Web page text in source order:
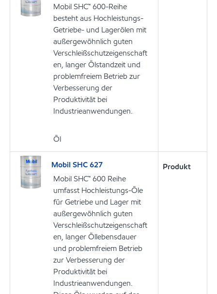
Mobil SHC™ 600-Reihe
besteht aus Hochleistungs-
Getriebe- und Lagerölen mit
außergewöhnlich guten
Verschleißschutzeigenschaft
en, langer Ölstandzeit und
problemfreiem Betrieb zur
Verbesserung der
Produktivität bei
Industrieanwendungen.
Öl
Mobil SHC 627
Mobil SHC™ 600 Reihe
umfasst Hochleistungs-Öle
für Getriebe und Lager mit
außergewöhnlich guten
Verschleißschutzeigenschaft
en, langer Öllebensdauer
und problemfreiem Betrieb
zur Verbesserung der
Produktivität bei
Industrieanwendungen.
Produkt